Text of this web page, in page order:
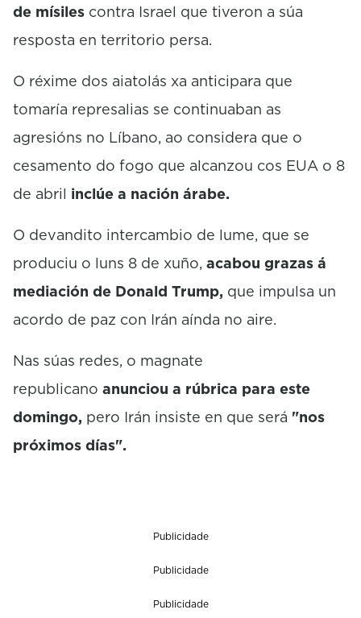
de mísiles contra Israel que tiveron a súa
resposta en territorio persa.
O réxime dos aiatolás xa anticipara que
tomaría represalias se continuaban as
agresións no Líbano, ao considera que o
cesamento do fogo que alcanzou cos EUA o 8
de abril inclúe a nación árabe.
O devandito intercambio de lume, que se
produciu o luns 8 de xuño, acabou grazas á
mediación de Donald Trump, que impulsa un
acordo de paz con Irán aínda no aire.
Nas súas redes, o magnate
republicano anunciou a rúbrica para este
domingo, pero Irán insiste en que será "nos
próximos días".
Publicidade
Publicidade
Publicidade